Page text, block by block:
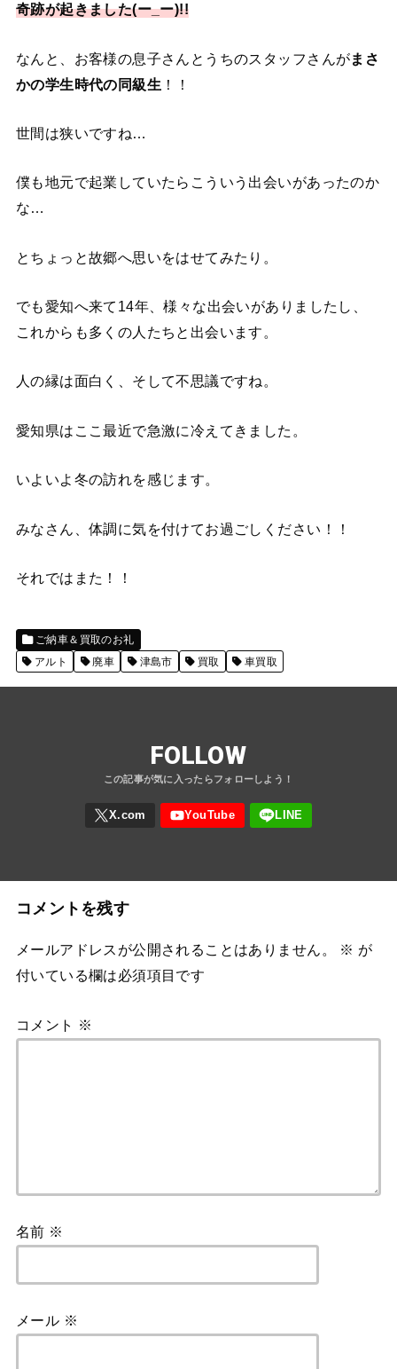
奇跡が起きました(ー_ー)!!
なんと、お客様の息子さんとうちのスタッフさんがまさ
かの学生時代の同級生 ！！
世間は狭いですね…
僕も地元で起業していたらこういう出会いがあったのか
な…
とちょっと故郷へ思いをはせてみたり。
でも愛知へ来て14年、様々な出会いがありましたし、
これからも多くの人たちと出会います。
人の縁は面白く、そして不思議ですね。
愛知県はここ最近で急激に冷えてきました。
いよいよ冬の訪れを感じます。
みなさん、体調に気を付けてお過ごしください！！
それではまた！！
ご納車＆買取のお礼
アルト
廃車 津島市 買取 車買取
FOLLOW
コメントを残す
メールアドレスが公開されることはありません。 ※ が
付いている欄は必須項目です
コメント ※
名前 ※
メール ※